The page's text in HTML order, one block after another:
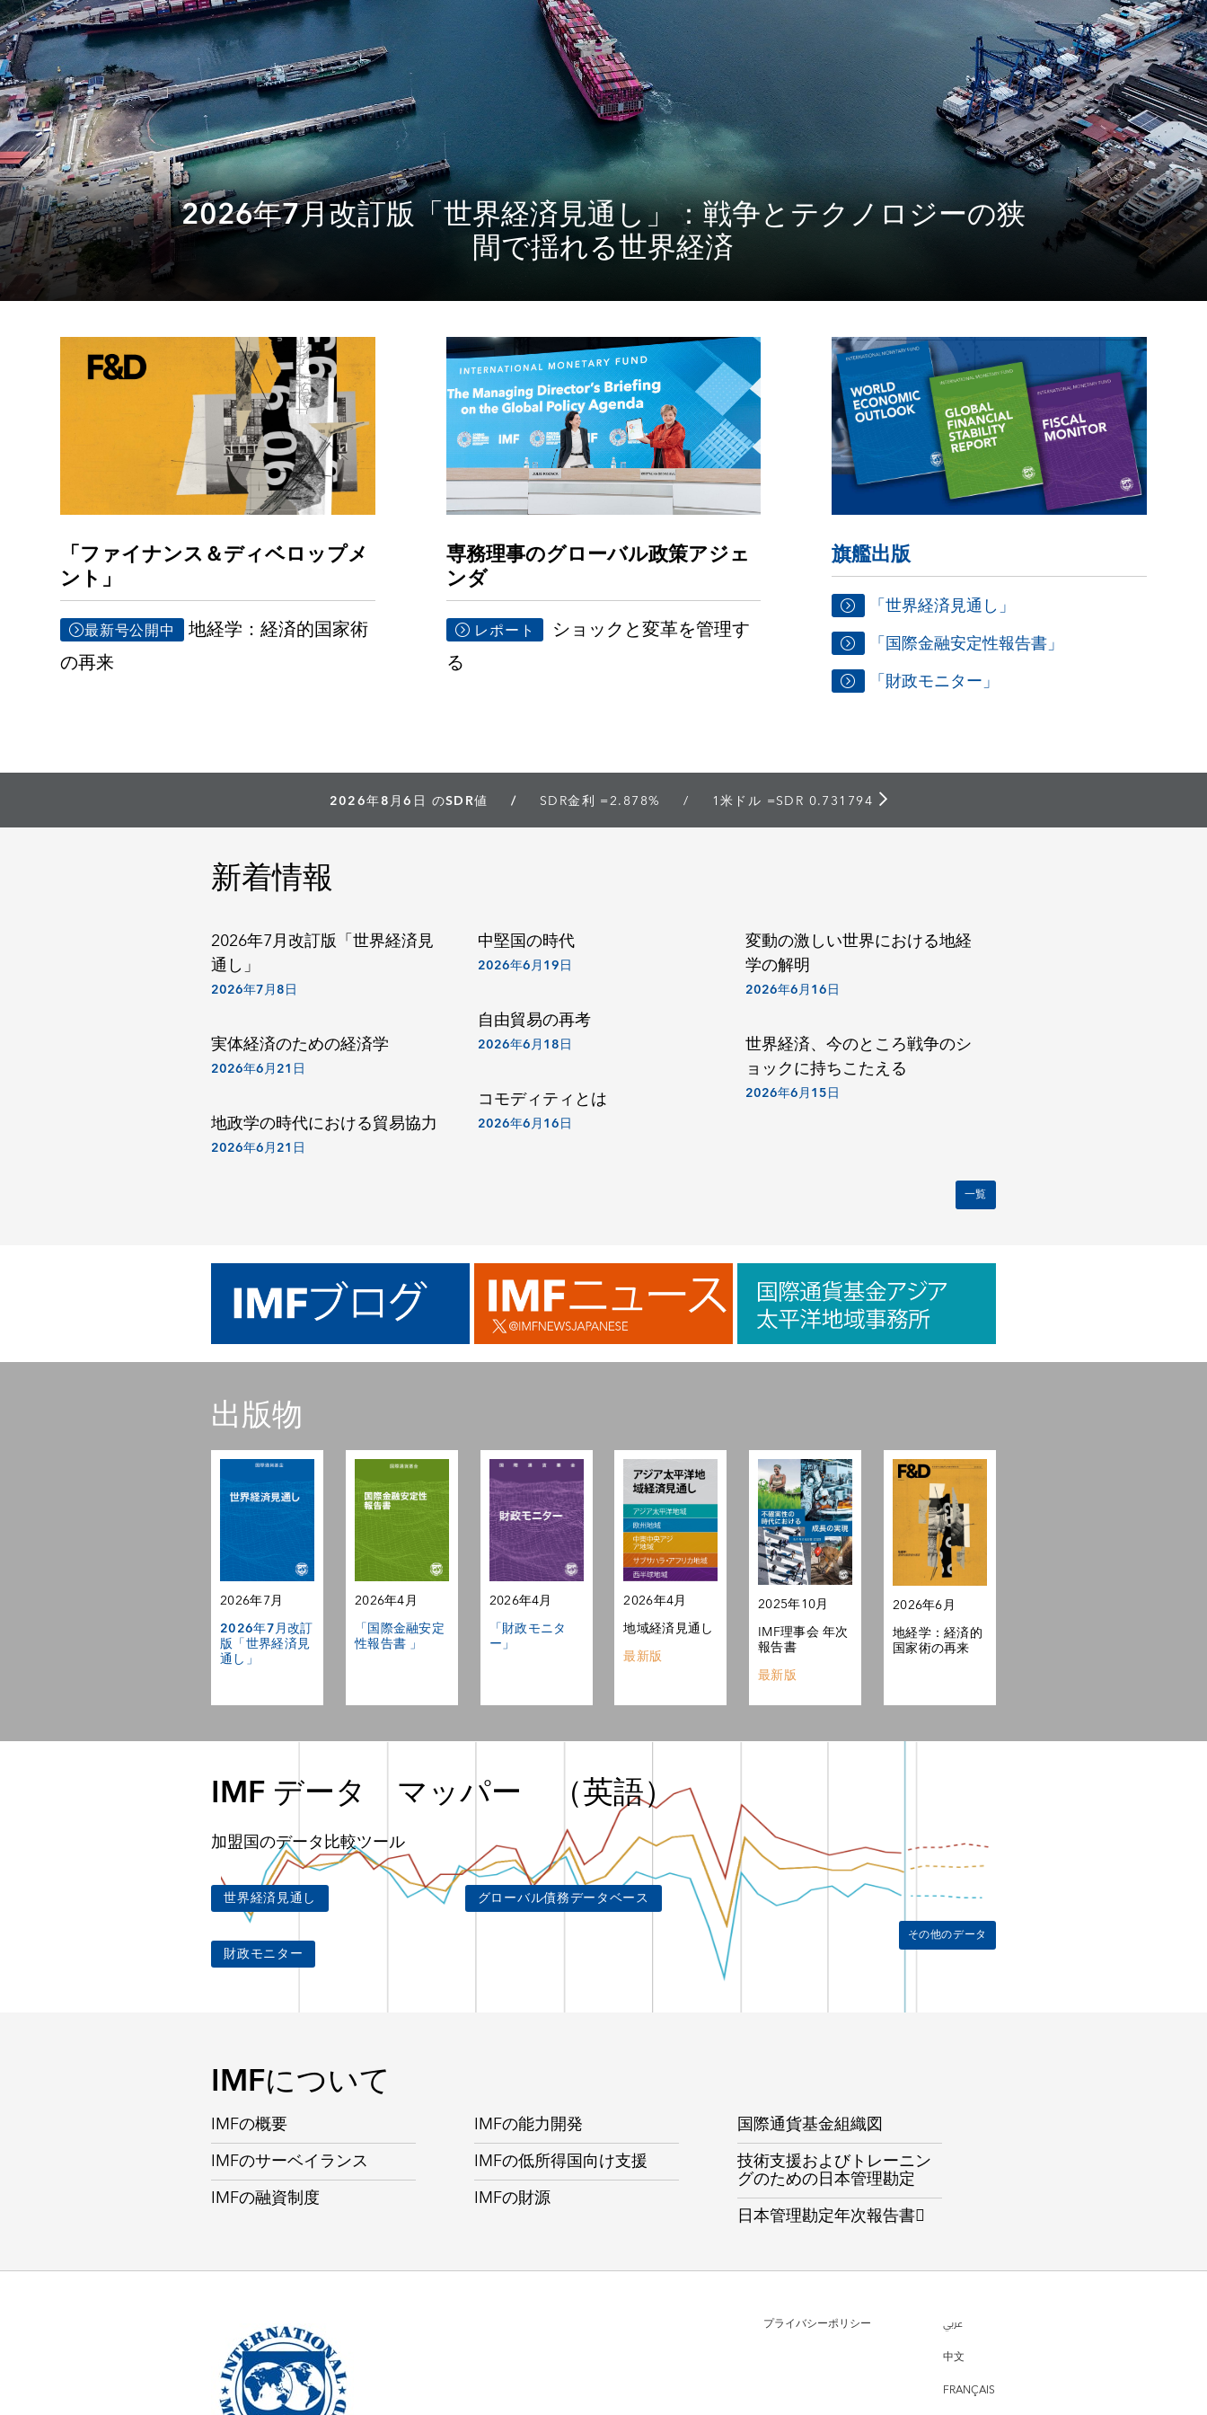
2026年7月改訂版「世界経済見通し」：戦争とテクノロジーの狭
間で揺れる世界経済
「ファイナンス＆ディベロップメ
ント」
最新号公開中 地経学：経済的国家術
の再来
専務理事のグローバル政策アジェ
ンダ
レポート
ショックと変革を管理す
る
旗艦出版
「世界経済見通し」
「国際金融安定性報告書」
「財政モニター」
2026年8月6日 のSDR値 SDR金利 =2.878% 1米ドル =SDR 0.731794
新着情報
2026年7月改訂版「世界経済見
通し」
2026年7月8日
実体経済のための経済学
2026年6月21日
地政学の時代における貿易協力
2026年6月21日
中堅国の時代
2026年6月19日
自由貿易の再考
2026年6月18日
コモディティとは
2026年6月16日
変動の激しい世界における地経
学の解明
2026年6月16日
世界経済、今のところ戦争のシ
ョックに持ちこたえる
2026年6月15日
一覧
出版物
2026年7月
2026年7月改訂
版「世界経済見
通し」
2026年4月
「国際金融安定
性報告書 」
2026年4月
「財政モニタ
ー」
2026年4月
地域経済見通し
最新版
2025年10月
IMF理事会 年次
報告書
最新版
2026年6月
地経学：経済的
国家術の再来
IMF データ マッパー （英語）
加盟国のデータ比較ツール
世界経済見通し
財政モニター
グローバル債務データベース
その他のデータ
IMFについて
IMFの概要
IMFのサーベイランス
IMFの融資制度
IMFの能力開発
IMFの低所得国向け支援
IMFの財源
国際通貨基金組織図
技術支援およびトレーニン
グのための日本管理勘定
日本管理勘定年次報告書
プライバシーポリシー
عربي
中文
FRANÇAIS